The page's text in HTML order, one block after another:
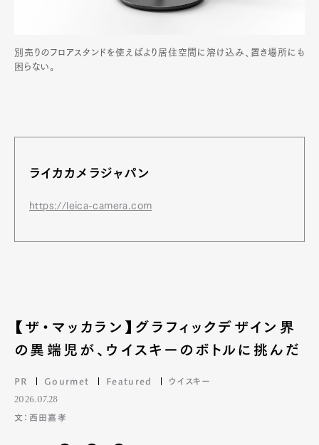
別売りのフロアスタンドを使えばより居住空間に溶け込み、置き場所にも
困らない。
ライカカメラジャパン
https://leica-camera.com
【ザ・マッカラン】グラフィックデザイン界
の異端児が、ウイスキーのボトルに挑んだ
PR Gourmet Featured ウイスキー
2026.07.28
文：西田嘉孝